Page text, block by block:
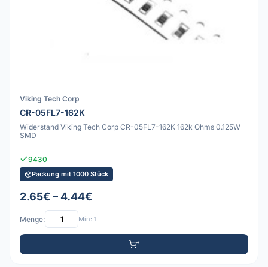
Viking Tech Corp
CR-05FL7-162K
Widerstand Viking Tech Corp CR-05FL7-162K 162k Ohms 0.125W
SMD
9430
Packung mit 1000 Stück
2.65€ – 4.44€
Menge: Min: 1